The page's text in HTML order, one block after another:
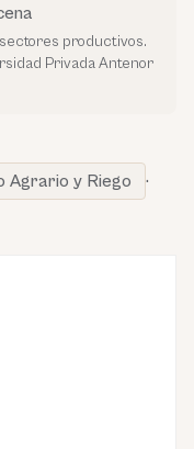
productivos.
Privada Antenor
Agrario y Riego
·